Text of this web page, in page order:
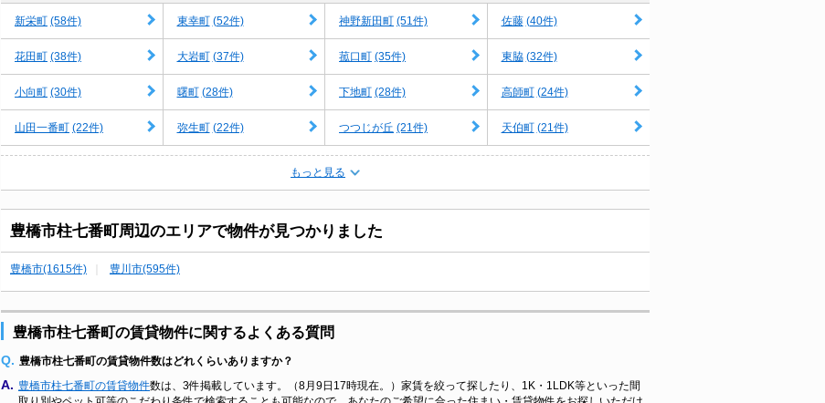
新栄町 (58件) 東幸町 (52件) 神野新田町 (51件) 佐藤 (40件)
花田町 (38件) 大岩町 (37件) 菰口町 (35件) 東脇 (32件)
小向町 (30件) 曙町 (28件) 下地町 (28件) 高師町 (24件)
山田一番町 (22件) 弥生町 (22件) つつじが丘 (21件) 天伯町 (21件)
もっと見る
豊橋市柱七番町周辺のエリアで物件が見つかりました
豊橋市(1615件) 豊川市(595件)
豊橋市柱七番町の賃貸物件に関するよくある質問
Q. 豊橋市柱七番町の賃貸物件数はどれくらいありますか？
A. 豊橋市柱七番町の賃貸物件数は、3件掲載しています。（8月9日17時現在。）家賃を絞って探したり、1K・1LDK等といった間